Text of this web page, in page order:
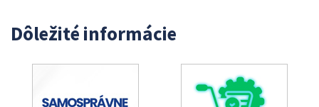
Dôležité informácie